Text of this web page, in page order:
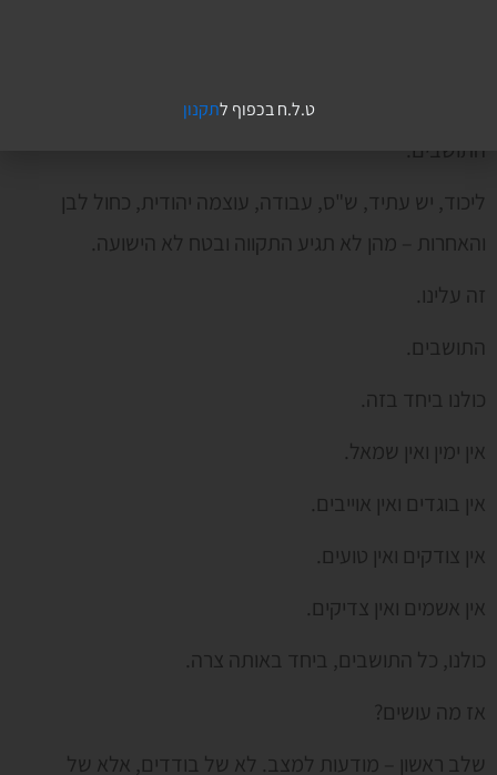
התושבים.
ליכוד, יש עתיד, ש"ס, עבודה, עוצמה יהודית, כחול לבן
והאחרות – מהן לא תגיע התקווה ובטח לא הישועה.
זה עלינו.
התושבים.
כולנו ביחד בזה.
אין ימין ואין שמאל.
אין בוגדים ואין אוייבים.
אין צודקים ואין טועים.
אין אשמים ואין צדיקים.
כולנו, כל התושבים, ביחד באותה צרה.
אז מה עושים?
שלב ראשון – מודעות למצב. לא של בודדים, אלא של
ט.ל.ח בכפוף לתקנון